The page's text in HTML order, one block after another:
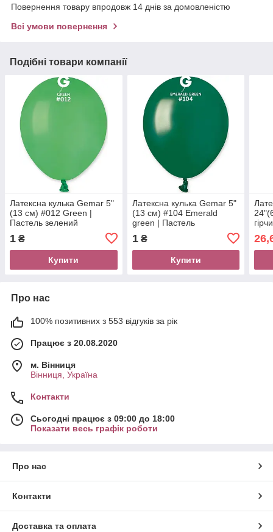
Повернення товару впродовж 14 днів за домовленістю
Всі умови повернення
Подібні товари компанії
Латексна кулька Gemar 5"
(13 см) #012 Green |
Пастель зелений
1 ₴
Купити
Латексна кулька Gemar 5"
(13 см) #104 Emerald
green | Пастель
1₴
Купити
Про нас
100% позитивних з 553 відгуків за рік
Працює з 20.08.2020
м. Вінниця
Вінниця, Україна
Контакти
Сьогодні працює з 09:00 до 18:00
Показати весь графік роботи
Про нас
Контакти
Доставка та оплата